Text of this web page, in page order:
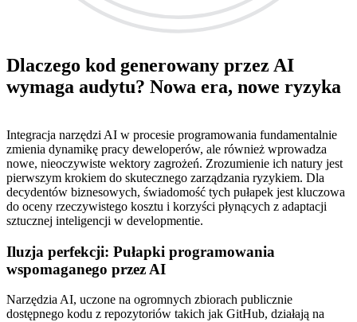
Dlaczego kod generowany przez AI
wymaga audytu? Nowa era, nowe ryzyka
Integracja narzędzi AI w procesie programowania fundamentalnie
zmienia dynamikę pracy deweloperów, ale również wprowadza
nowe, nieoczywiste wektory zagrożeń. Zrozumienie ich natury jest
pierwszym krokiem do skutecznego zarządzania ryzykiem. Dla
decydentów biznesowych, świadomość tych pułapek jest kluczowa
do oceny rzeczywistego kosztu i korzyści płynących z adaptacji
sztucznej inteligencji w developmentie.
Iluzja perfekcji: Pułapki programowania
wspomaganego przez AI
Narzędzia AI, uczone na ogromnych zbiorach publicznie
dostępnego kodu z repozytoriów takich jak GitHub, działają na